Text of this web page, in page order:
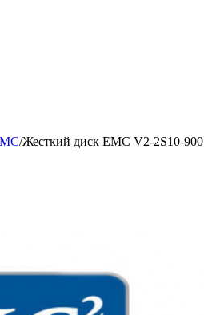
/Жесткий диск EMC V2-2S10-900